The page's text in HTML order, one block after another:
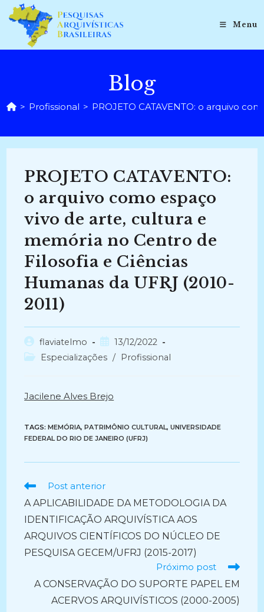
para
conteúdo
Menu
Blog
> Profissional > PROJETO CATAVENTO: o arquivo
PROJETO CATAVENTO:
o arquivo como espaço
vivo de arte, cultura e
memória no Centro de
Filosofia e Ciências
Humanas da UFRJ (2010-
2011)
Autor
do
flaviatelmo
Post
publicado:
13/12/2022
Categoria
Especializações / Profissional
Jacilene Alves Brejo
TAGS:MEMÓRIA, PATRIMÔNIO CULTURAL, UNIVERSIDADE
FEDERAL DO RIO DE JANEIRO (UFRJ)
Ler
artigos
Post anterior
A APLICABILIDADE DA METODOLOGIA DA
IDENTIFICAÇÃO ARQUIVÍSTICA AOS
ARQUIVOS CIENTÍFICOS DO NÚCLEO DE
PESQUISA GECEM/UFRJ (2015-2017)
Próximo post
A CONSERVAÇÃO DO SUPORTE PAPEL EM
ACERVOS ARQUIVÍSTICOS (2000-2005)